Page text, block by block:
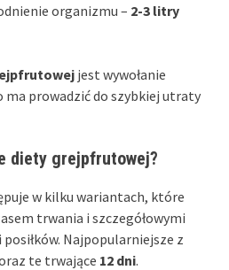
organizmu – 2-3 litry
jest wywołanie
ma prowadzić do szybkiej utraty
diety grejpfrutowej?
w kilku wariantach, które
trwania i szczegółowymi
Najpopularniejsze z
te trwające 12 dni.